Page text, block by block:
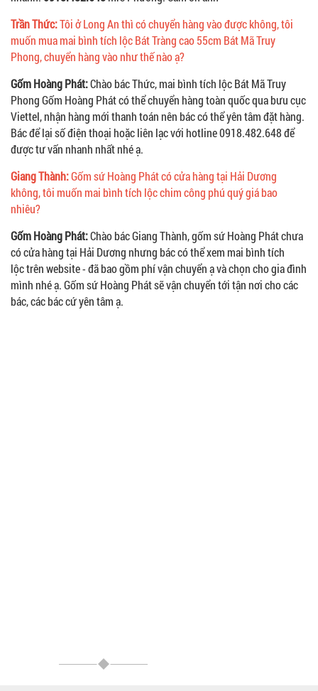
Trần Thức:Tôi ở Long An thì có chuyển hàng vào được không, tôi
muốn mua mai bình tích lộc Bát Tràng cao 55cm Bát Mã Truy
Phong, chuyển hàng vào như thế nào ạ?
Gốm Hoàng Phát:Chào bác Thức, mai bình tích lộc Bát Mã Truy
Phong Gốm Hoàng Phát có thể chuyển hàng toàn quốc qua bưu cục
Viettel, nhận hàng mới thanh toán nên bác có thể yên tâm đặt hàng.
Bác để lại số điện thoại hoặc liên lạc với hotline 0918.482.648 để
được tư vấn nhanh nhất nhé ạ.
Giang Thành:Gốm sứ Hoàng Phát có cửa hàng tại Hải Dương
không, tôi muốn mai bình tích lộc chim công phú quý giá bao
nhiêu?
Gốm Hoàng Phát:Chào bác Giang Thành, gốm sứ Hoàng Phát chưa
có cửa hàng tại Hải Dương nhưng bác có thể xem mai bình tích
lộc trên website - đã bao gồm phí vận chuyển ạ và chọn cho gia đình
mình nhé ạ. Gốm sứ Hoàng Phát sẽ vận chuyển tới tận nơi cho các
bác, các bác cứ yên tâm ạ.